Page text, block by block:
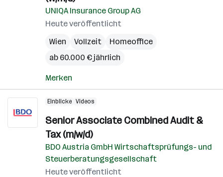
UNIQA Insurance Group AG
Heute veröffentlicht
Wien
Vollzeit
Homeoffice
ab 60.000 € jährlich
Merken
Einblicke Videos
Senior Associate Combined Audit &
Tax (m/w/d)
BDO Austria GmbH Wirtschaftsprüfungs- und
Steuerberatungsgesellschaft
Heute veröffentlicht